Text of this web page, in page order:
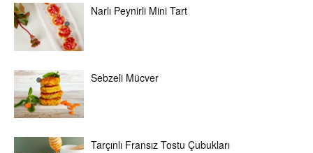
Narlı Peynirli Mini Tart
Sebzeli Mücver
Tarçınlı Fransız Tostu Çubukları